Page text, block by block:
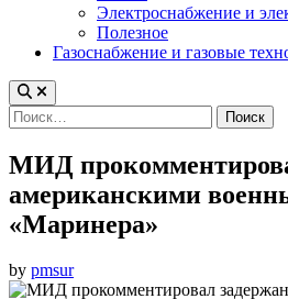
Электроснабжение и
Полезное
Газоснабжение и газовые
Найти:
МИД
американскими
«Маринера»
by pmsur